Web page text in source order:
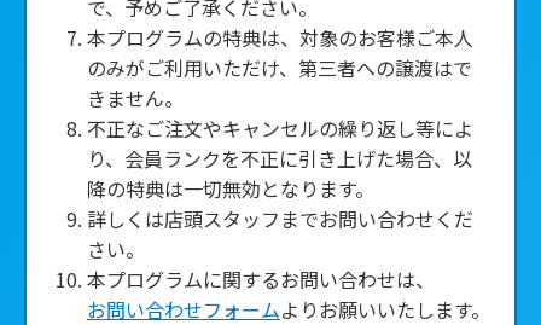
で、予めご了承ください。
本プログラムの特典は、対象のお客様ご本人
のみがご利用いただけ、第三者への譲渡はで
きません。
不正なご注文やキャンセルの繰り返し等によ
り、会員ランクを不正に引き上げた場合、以
降の特典は一切無効となります。
詳しくは店頭スタッフまでお問い合わせくだ
さい。
本プログラムに関するお問い合わせは、
お問い合わせフォームよりお願いいたします。